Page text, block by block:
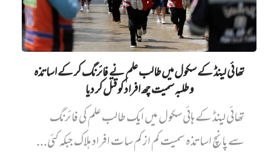
تھائی لینڈ کے سکول میں طالب علم نے فائرنگ کر کے اساتذہ
و طلبہ سمیت چھ افراد کو قتل کر دیا
تھائی لینڈ کے ہائی سکول میں ایک طالب علم کی فائرنگ
سے پانچ اساتذہ سمیت کم از کم سات افراد ہلاک جبکہ کئی...